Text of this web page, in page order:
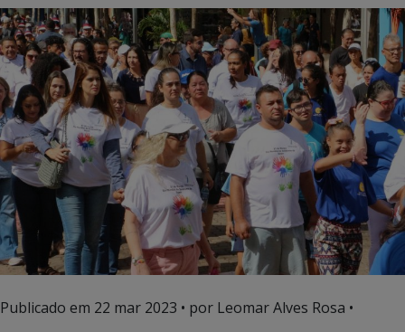
Publicado em 22 mar 2023 • por Leomar Alves Rosa •